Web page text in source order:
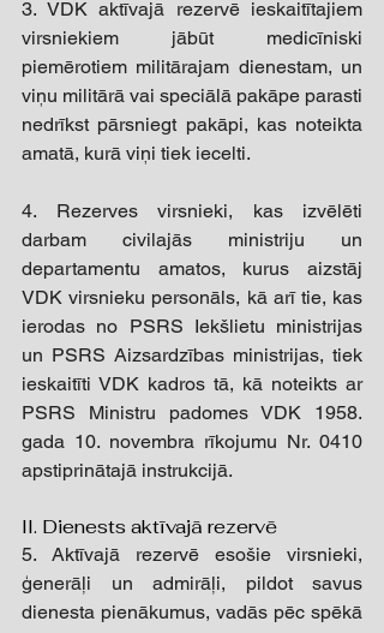
3. VDK aktīvajā rezervē ieskaitītajiem
virsniekiem jābūt medicīniski
piemērotiem militārajam dienestam, un
viņu militārā vai speciālā pakāpe parasti
nedrīkst pārsniegt pakāpi, kas noteikta
amatā, kurā viņi tiek iecelti.
4. Rezerves virsnieki, kas izvēlēti
darbam civilajās ministriju un
departamentu amatos, kurus aizstāj
VDK virsnieku personāls, kā arī tie, kas
ierodas no PSRS Iekšlietu ministrijas
un PSRS Aizsardzības ministrijas, tiek
ieskaitīti VDK kadros tā, kā noteikts ar
PSRS Ministru padomes VDK 1958.
gada 10. novembra rīkojumu Nr. 0410
apstiprinātajā instrukcijā.
II. Dienests aktīvajā rezervē
5. Aktīvajā rezervē esošie virsnieki,
ģenerāļi un admirāļi, pildot savus
dienesta pienākumus, vadās pēc spēkā